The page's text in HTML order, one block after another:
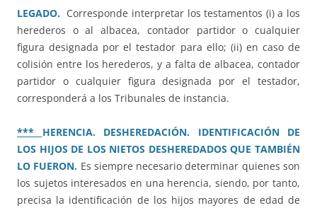
LEGADO. Corresponde interpretar los testamentos (i) a los
herederos o al albacea, contador partidor o cualquier
figura designada por el testador para ello; (ii) en caso de
colisión entre los herederos, y a falta de albacea, contador
partidor o cualquier figura designada por el testador,
corresponderá a los Tribunales de instancia.
*** HERENCIA. DESHEREDACIÓN. IDENTIFICACIÓN DE
LOS HIJOS DE LOS NIETOS DESHEREDADOS QUE TAMBIÉN
LO FUERON. Es siempre necesario determinar quienes son
los sujetos interesados en una herencia, siendo, por tanto,
precisa la identificación de los hijos mayores de edad de